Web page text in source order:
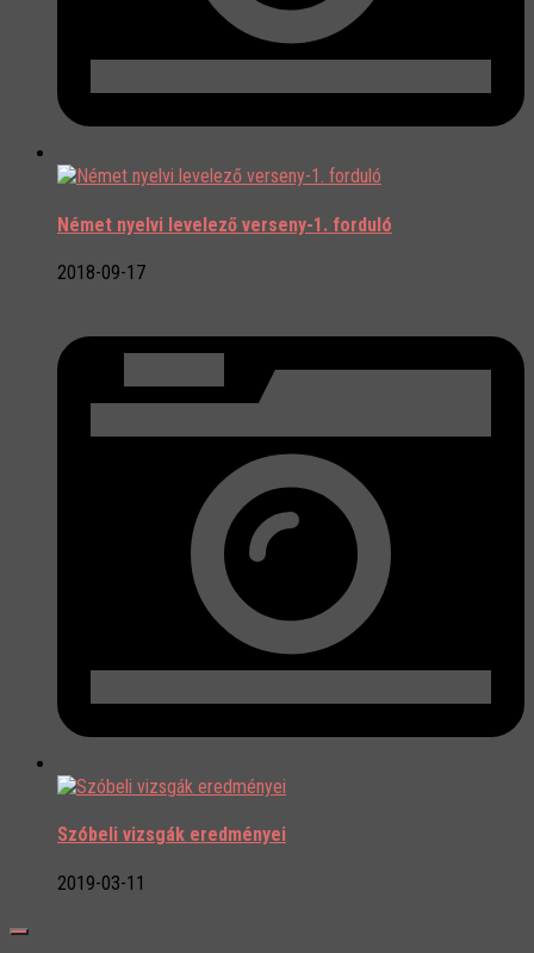
Német nyelvi levelező verseny-1. forduló
2018-09-17
Szóbeli vizsgák eredményei
2019-03-11